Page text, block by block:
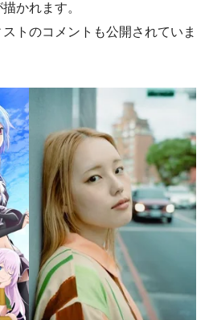
かれます。
トのコメントも公開されていま